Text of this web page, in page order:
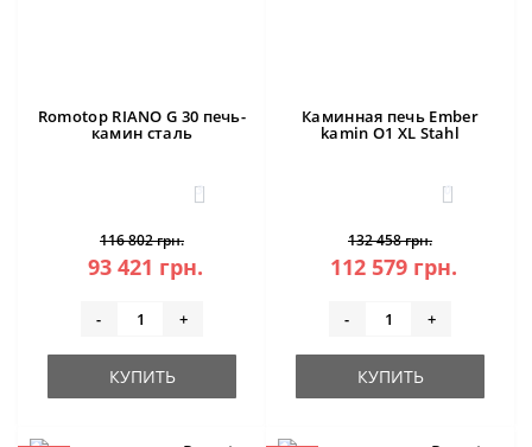
Romotop RIANO G 30 печь-
камин сталь
3
116 802 грн.
93 421 грн.
- +
КУПИТЬ
Каминная печь Ember
kamin O1 XL Stahl
0
132 458 грн.
112 579 грн.
- +
КУПИТЬ